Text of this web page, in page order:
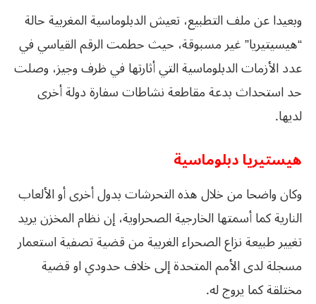
وبعيدا عن ملف التطبيع، تعيش الدبلوماسية المغربية حالة
“هيسيتيريا” غير مسبوقة، حيث حطمت الرقم القياسي في
عدد الأزمات الدبلوماسية التي أثارتها في ظرف وجيز، وصلت
حد استحداث بدعة مقاطعة نشاطات سفارة دولة أخرى
لديها.
هيستيريا دبلوماسية
وكان واضحا من خلال هذه التحرشات بدول أخرى أو الألعاب
النارية كما أسمتها الخارجية الصحراوية، إن نظام المخزن يريد
تغيير طبيعة نزاع الصحراء الغربية من قضية تصفية استعمار
مسجلة لدى الأمم المتحدة إلى خلاف حدودي او قضية
مختلقة كما يروج له.